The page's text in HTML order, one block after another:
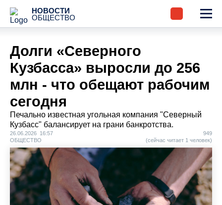
НОВОСТИ
ОБЩЕСТВО
Долги «Северного
Кузбасса» выросли до 256
млн - что обещают рабочим
сегодня
Печально известная угольная компания "Северный
Кузбасс" балансирует на грани банкротства.
26.06.2026 16:57
ОБЩЕСТВО
949
(сейчас читает 1 человек)